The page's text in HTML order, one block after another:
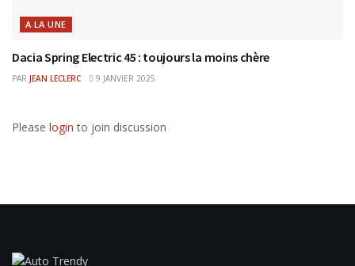
A LA UNE
Dacia Spring Electric 45 : toujours la moins chère
PAR JEAN LECLERC 9 JANVIER 2025
Please login to join discussion